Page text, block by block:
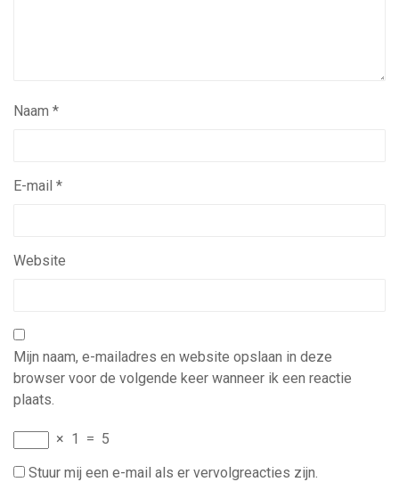
Naam *
E-mail *
Website
Mijn naam, e-mailadres en website opslaan in deze
browser voor de volgende keer wanneer ik een reactie
plaats.
× 1 = 5
Stuur mij een e-mail als er vervolgreacties zijn.